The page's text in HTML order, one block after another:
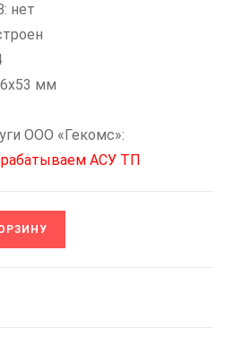
нет
мм
ООО «Гекомс»:
АСУ ТП